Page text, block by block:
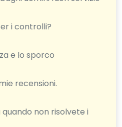
i controlli?
e lo sporco
recensioni.
non risolvete i